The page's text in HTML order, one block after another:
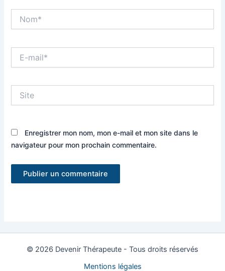
mail*
Enregistrer mon nom, mon e-mail et mon site dans le
navigateur pour mon prochain commentaire.
© 2026 Devenir Thérapeute - Tous droits réservés
Mentions légales